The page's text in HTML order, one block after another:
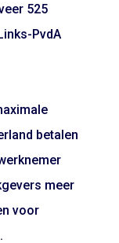
525
PvdA
betalen
meer
voor